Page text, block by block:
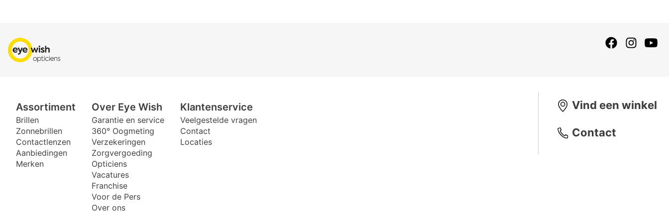
Assortiment
Brillen
Zonnebrillen
Contactlenzen
Aanbiedingen
Merken
Over Eye Wish
Garantie en service
360° Oogmeting
Verzekeringen
Zorgvergoeding
Opticiens
Vacatures
Franchise
Voor de Pers
Over ons
Klantenservice
Veelgestelde vragen
Contact
Locaties
Vind een winkel
Contact